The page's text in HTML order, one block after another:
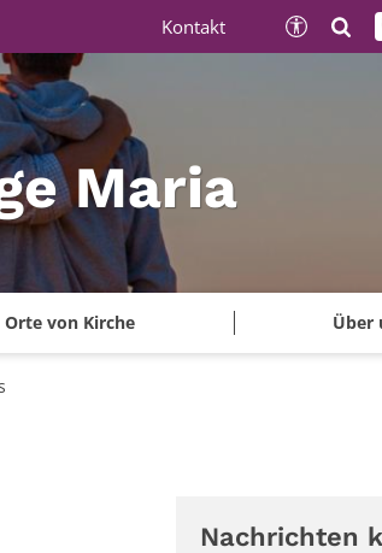
Maria
Orte von Kirche Über
Kontakt
Nachrichten